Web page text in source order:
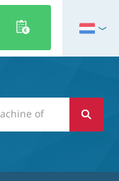
English
Deutsch
Polski